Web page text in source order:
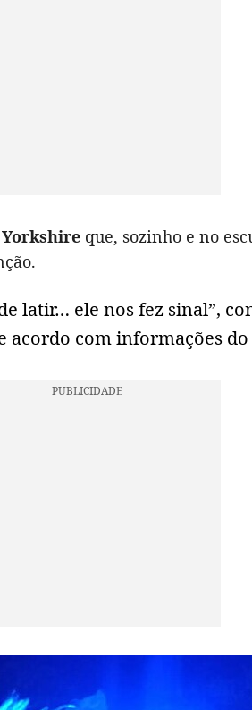
Yorkshire que, sozinho e no
latir… ele nos fez sinal”,
acordo com informações do